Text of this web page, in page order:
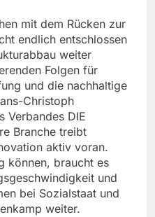
mit dem Rücken zur
endlich entschlossen
weiter
Folgen für
und die nachhaltige
Christoph
Verbandes DIE
Branche treibt
aktiv voran.
können, braucht es
und
bei Sozialstaat und
weiter.